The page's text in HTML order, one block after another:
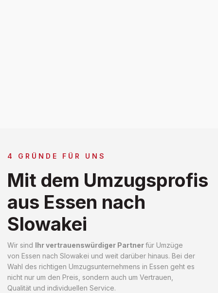
4 GRÜNDE FÜR UNS
Mit dem Umzugsprofis
aus Essen nach
Slowakei
Wir sind Ihr vertrauenswürdiger Partnerfür Umzüge
von Essen nach Slowakei und weit darüber hinaus. Bei der
Wahl des richtigen Umzugsunternehmens in Essen geht es
nicht nur um den Preis, sondern auch um Vertrauen,
Qualität und individuellen Service.